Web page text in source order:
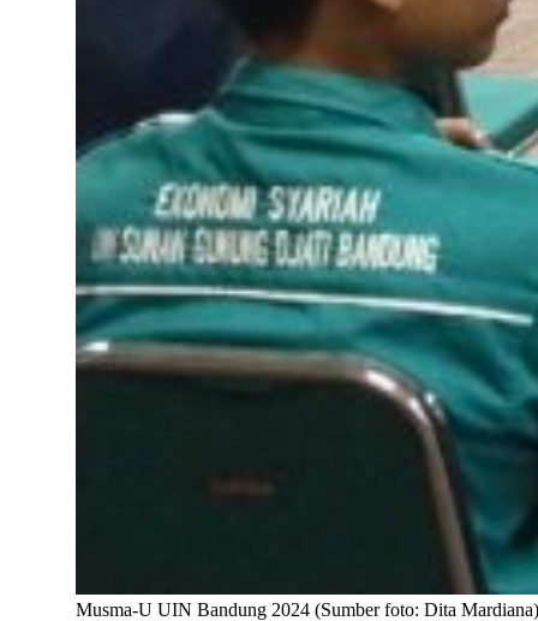
Musma-U UIN Bandung 2024 (Sumber foto: Dita Mardiana)